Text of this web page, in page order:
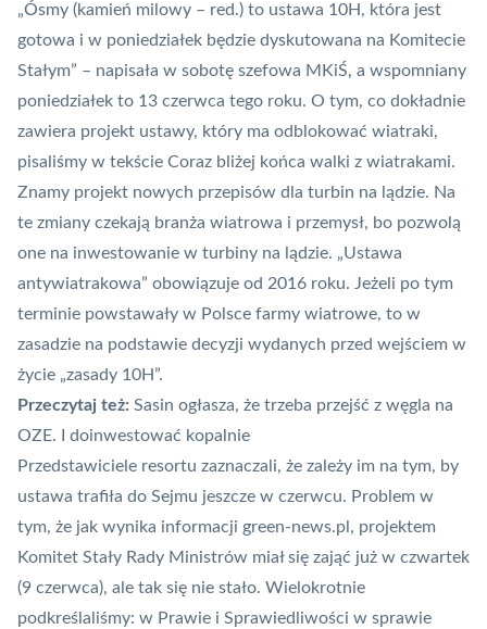
„Ósmy (kamień milowy – red.) to ustawa 10H, która jest
gotowa i w poniedziałek będzie dyskutowana na Komitecie
Stałym” – napisała w sobotę szefowa MKiŚ, a wspomniany
poniedziałek to 13 czerwca tego roku. O tym, co dokładnie
zawiera projekt ustawy, który ma odblokować wiatraki,
pisaliśmy w tekście Coraz bliżej końca walki z wiatrakami.
Znamy projekt nowych przepisów dla turbin na lądzie. Na
te zmiany czekają branża wiatrowa i przemysł, bo pozwolą
one na inwestowanie w turbiny na lądzie. „Ustawa
antywiatrakowa” obowiązuje od 2016 roku. Jeżeli po tym
terminie powstawały w Polsce farmy wiatrowe, to w
zasadzie na podstawie decyzji wydanych przed wejściem w
życie „zasady 10H”.
Przeczytaj też: Sasin ogłasza, że trzeba przejść z węgla na
OZE. I doinwestować kopalnie
Przedstawiciele resortu zaznaczali, że zależy im na tym, by
ustawa trafiła do Sejmu jeszcze w czerwcu. Problem w
tym, że jak wynika informacji green-news.pl, projektem
Komitet Stały Rady Ministrów miał się zająć już w czwartek
(9 czerwca), ale tak się nie stało. Wielokrotnie
podkreślaliśmy: w Prawie i Sprawiedliwości w sprawie